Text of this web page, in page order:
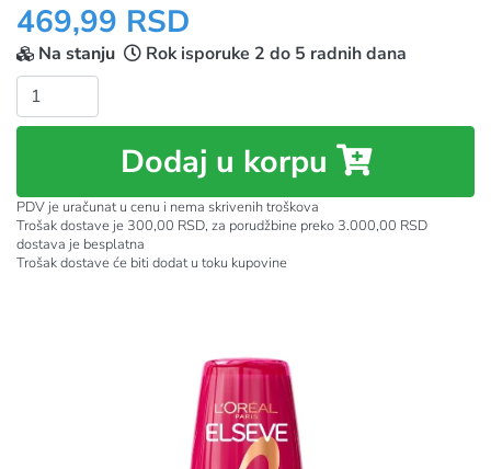
469,99 RSD
Na stanju
Rok isporuke 2 do 5 radnih dana
Dodaj u korpu
PDV je uračunat u cenu i nema skrivenih troškova
Trošak dostave je 300,00 RSD, za porudžbine preko 3.000,00 RSD
dostava je besplatna
Trošak dostave će biti dodat u toku kupovine